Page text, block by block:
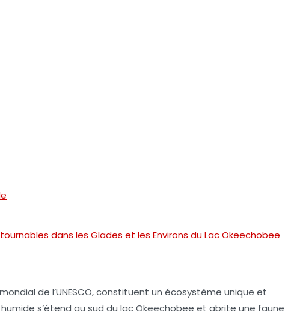
dans les Glades et les Environs du Lac Okeechobee
de l’UNESCO, constituent un écosystème unique et
s’étend au sud du lac Okeechobee et abrite une faune